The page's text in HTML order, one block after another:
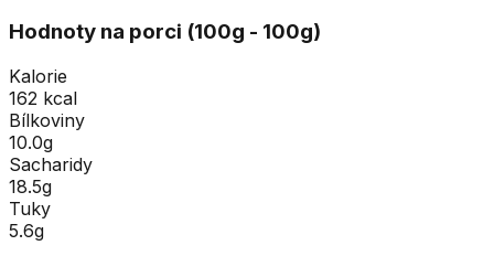
Hodnoty na porci (100g - 100g)
Kalorie
162 kcal
Bílkoviny
10.0g
Sacharidy
18.5g
Tuky
5.6g